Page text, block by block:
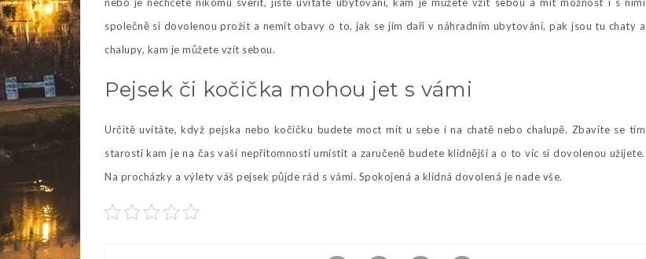
společně si dovolenou prožít a nemít obavy o to, jak se jim daří v náhradním ubytování, pak jsou tu chaty a
chalupy, kam je můžete vzít sebou.
Pejsek či kočička mohou jet s vámi
Určitě uvítáte, když pejska nebo kočičku budete moct mít u sebe i na chatě nebo chalupě. Zbavíte se tím
starosti kam je na čas vaší nepřítomnosti umístit a zaručeně budete klidnější a o to víc si dovolenou užijete.
Na procházky a výlety váš pejsek půjde rád s vámi. Spokojená a klidná dovolená je nade vše.